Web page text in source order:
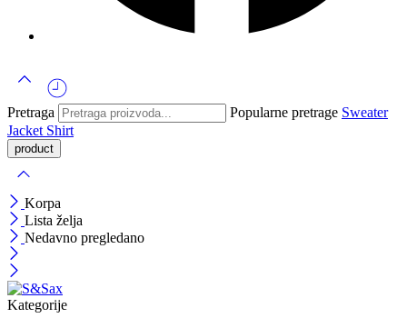
Pretraga Popularne pretrage Sweater
Jacket Shirt
Korpa
Lista želja
Nedavno pregledano
Kategorije